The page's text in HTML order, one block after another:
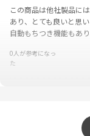
この商品は他社製品に
あり、とても良いと思
自動もちつき機能もあ
0人が参考になっ
た
ニックネーム：Ringo さ